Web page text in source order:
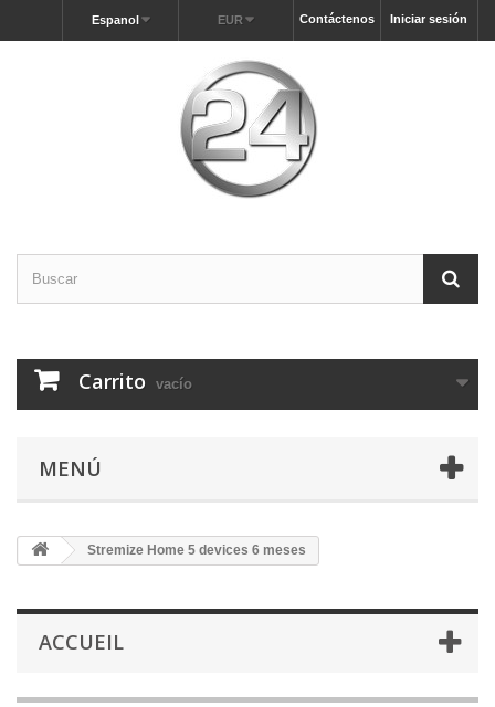
Iniciar sesión
Contáctenos
EUR
Espanol
Carrito vacío
MENÚ
Stremize Home 5 devices 6 meses
ACCUEIL